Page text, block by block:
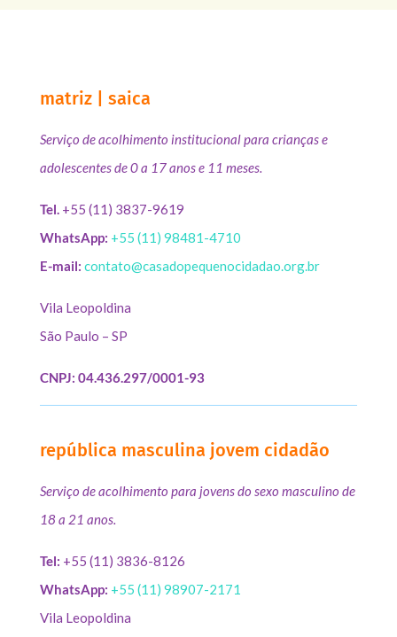
matriz | saica
Serviço de acolhimento institucional para crianças e
adolescentes de 0 a 17 anos e 11 meses.
Tel.+55 (11) 3837-9619
WhatsApp: +55 (11) 98481-4710
E-mail: contato@casadopequenocidadao.org.br
Vila Leopoldina
São Paulo – SP
CNPJ: 04.436.297/0001-93
república masculina jovem cidadão
Serviço de acolhimento para jovens do sexo masculino de
18 a 21 anos.
Tel: +55 (11) 3836-8126
WhatsApp: +55 (11) 98907-2171
Vila Leopoldina